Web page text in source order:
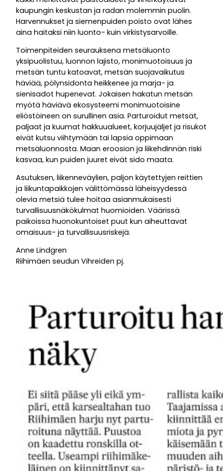
kaupungin keskustan ja radan molemmin puolin.
Harvennukset ja siemenpuiden poisto ovat lähes
aina haitaksi niin luonto- kuin virkistysarvoille.
Toimenpiteiden seurauksena metsäluonto
yksipuolistuu, luonnon lajisto, monimuotoisuus ja
metsän tuntu katoavat, metsän suojavaikutus
häviää, pölynsidonta heikkenee ja marja- ja
sienisadot hupenevat. Jokaisen hakatun metsän
myötä häviävä ekosysteemi monimuotoisine
eliöstöineen on surullinen asia. Parturoidut metsät,
paljaat ja kuumat hakkuualueet, korjuujäljet ja risukot
eivät kutsu viihtymään tai lapsia oppimaan
metsäluonnosta. Maan eroosion ja liikehdinnän riski
kasvaa, kun puiden juuret eivät sido maata.
Asutuksen, liikenneväylien, paljon käytettyjen reittien
ja liikuntapaikkojen välittömässä läheisyydessä
olevia metsiä tulee hoitaa asianmukaisesti
turvallisuusnäkökulmat huomioiden. Väärissä
paikoissa huonokuntoiset puut kun aiheuttavat
omaisuus- ja turvallisuusriskejä.
Anne Lindgren
Riihimäen seudun Vihreiden pj.